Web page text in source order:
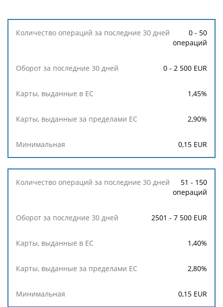
Количество
30
за
дней
Карты,
выданные
за
ЕС
Минимальная
0 - 50
операций
0 - 2 500 EUR
1,45%
2,90%
0,15 EUR
51 - 150
операций
2501 - 7 500 EUR
1,40%
2,80%
0,15 EUR